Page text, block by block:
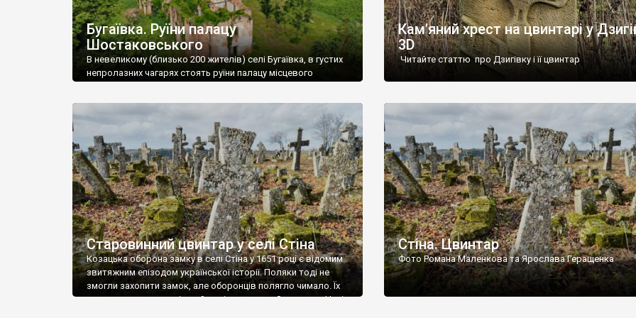
Бугаївка. Руїни палацу
Шостаковського
В невеликому (близько 200 жителів) селі Бугаївка, в густих
непролазних чагарях стоять руїни палацу місцевого
потім клуб, ще пізніше – гуртожиток. У 60-х роках минулого
століття тут розмістили туберкульозну лікарню. Коли із
палацу виїхала лікарня – ми точно не […]
Кам’яний хрест на цвинтарі у
3D
Читайте статтю про Дзигівку і її цвинтар
Старовинний цвинтар у селі Стіна
Козацька оборона замку в селі Стіна у 1651 році є відомим
звитяжним епізодом української історії. Поляки тоді не
змогли захопити замок, але оборонців полягло чимало. Їх
поховали на цвинтарі, який тоді називався Замковим. Нині
Стіна. Цвинтар
Фото Романа Маленкова та Ярослава Геращенка